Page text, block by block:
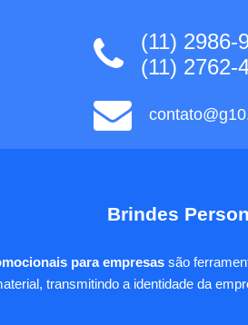
(11) 2986-
(11) 2762-
Brindes
para empresassão
transmitindo a identidade da